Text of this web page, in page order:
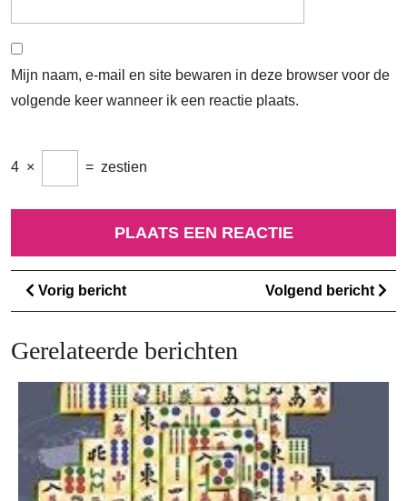
Mijn naam, e-mail en site bewaren in deze browser voor de
volgende keer wanneer ik een reactie plaats.
4 × = zestien
Berichtnavigatie
Vorig berichtVorig
bericht
Volgend bericht
Gerelateerde berichten